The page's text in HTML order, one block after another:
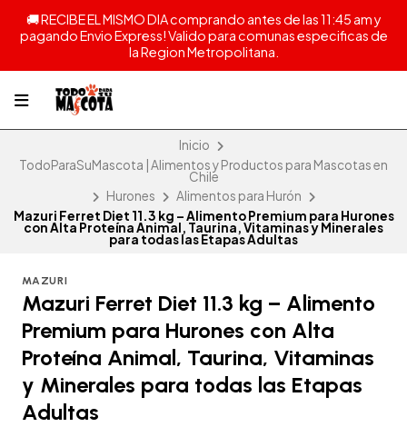
🚚 RECIBE EL MISMO DIA comprando antes de las 11:45 am y
pagando Envio Express! Valido para comunas especificas de
la Region Metropolitana.
Inicio
TodoParaSuMascota | Alimentos y Productos para Mascotas en
Chile
Hurones
Alimentos para Hurón
Mazuri Ferret Diet 11.3 kg – Alimento Premium para Hurones
con Alta Proteína Animal, Taurina, Vitaminas y Minerales
para todas las Etapas Adultas
MAZURI
Mazuri Ferret Diet 11.3 kg – Alimento
Premium para Hurones con Alta
Proteína Animal, Taurina, Vitaminas
y Minerales para todas las Etapas
Adultas